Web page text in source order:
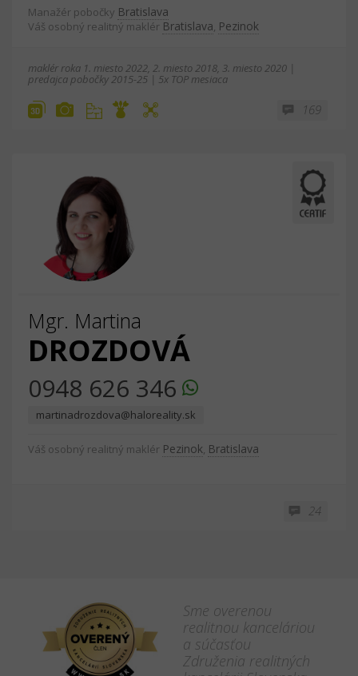
Manažér pobočky Bratislava
Váš osobný realitný maklér Bratislava, Pezinok
maklér roka 1. miesto 2022, 2. miesto 2018, 3. miesto 2020 |
predajca pobočky 2015-25 | 5x TOP mesiaca
169
Mgr. Martina
DROZDOVÁ
0948 626 346
martinadrozdova@haloreality.sk
Váš osobný realitný maklér Pezinok, Bratislava
24
Sme overenou
realitnou kanceláriou
a súčasťou
Združenia realitných